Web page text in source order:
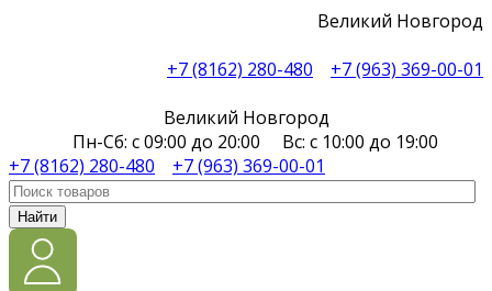
Великий Новгород
+7 (8162) 280-480
+7 (963) 369-00-01
Великий Новгород
Пн-Сб: с 09:00 до 20:00 Вс: с 10:00 до 19:00
+7 (8162) 280-480
+7 (963) 369-00-01
Найти